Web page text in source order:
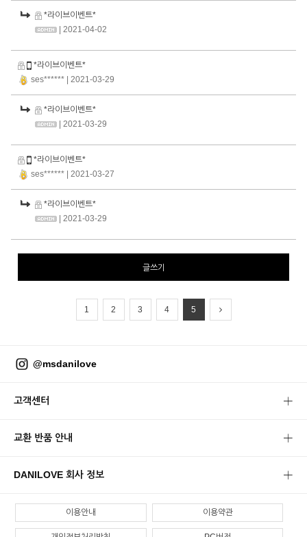
*라이브이벤트*
| 2021-04-02
*라이브이벤트*
ses******
| 2021-03-29
*라이브이벤트*
| 2021-03-29
*라이브이벤트*
ses******
| 2021-03-27
*라이브이벤트*
| 2021-03-29
글쓰기
1 2 3 4 5
@msdanilove
고객센터
교환 반품 안내
DANILOVE 회사 정보
이용안내 이용약관